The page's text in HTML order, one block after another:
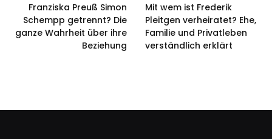
Franziska Preuß Simon
Schempp getrennt? Die
ganze Wahrheit über ihre
Beziehung
Mit wem ist Frederik
Pleitgen verheiratet? Ehe,
Familie und Privatleben
verständlich erklärt